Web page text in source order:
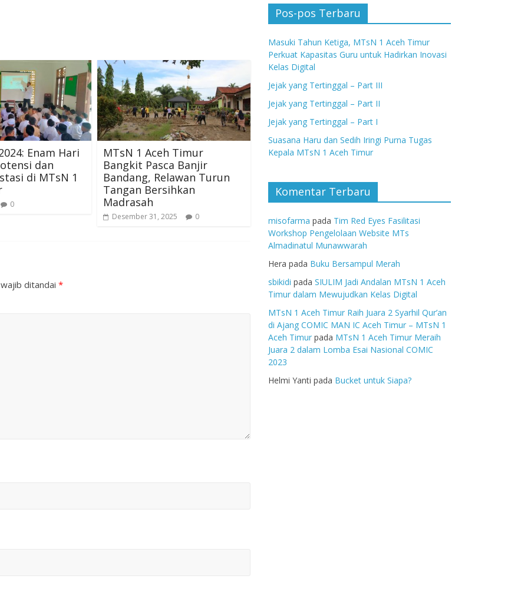
Enam Hari
dan
di MTsN 1
0
MTsN 1 Aceh Timur
Bangkit Pasca Banjir
Bandang, Relawan Turun
Tangan Bersihkan
Madrasah
Desember 31, 2025 0
ditandai *
Pos-pos Terbaru
Masuki Tahun Ketiga, MTsN 1 Aceh Timur
Perkuat Kapasitas Guru untuk Hadirkan Inovasi
Kelas Digital
Jejak yang Tertinggal – Part III
Jejak yang Tertinggal – Part II
Jejak yang Tertinggal – Part I
Suasana Haru dan Sedih Iringi Purna Tugas
Kepala MTsN 1 Aceh Timur
Komentar Terbaru
misofarma pada Tim Red Eyes Fasilitasi
Workshop Pengelolaan Website MTs
Almadinatul Munawwarah
Hera pada Buku Bersampul Merah
sbikidi pada SIULIM Jadi Andalan MTsN 1 Aceh
Timur dalam Mewujudkan Kelas Digital
MTsN 1 Aceh Timur Raih Juara 2 Syarhil Qur’an
di Ajang COMIC MAN IC Aceh Timur – MTsN 1
Aceh Timur pada MTsN 1 Aceh Timur Meraih
Juara 2 dalam Lomba Esai Nasional COMIC
2023
Helmi Yanti pada Bucket untuk Siapa?